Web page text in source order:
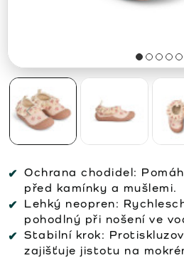
Ochrana chodidel:
před kamínky a mušlemi.
Lehký neopren:
pohodlný při nošení ve
Stabilní krok:
zajišťuje jistotu na